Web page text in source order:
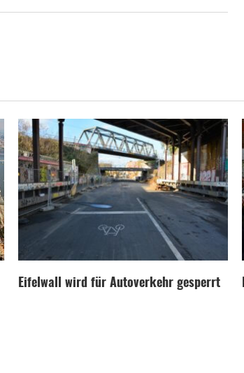
Eifelwall wird für Autoverkehr gesperrt